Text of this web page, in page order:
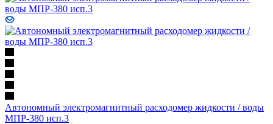
Автономный электромагнитный расходомер жидкости / воды
МПР-380 исп.3